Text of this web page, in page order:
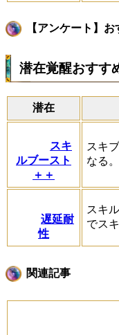
【アンケート】
潜在覚醒おすす
潜在
スキ
ルブースト
＋＋
スキ
なる。
遅延耐
性
スキ
でス
関連記事